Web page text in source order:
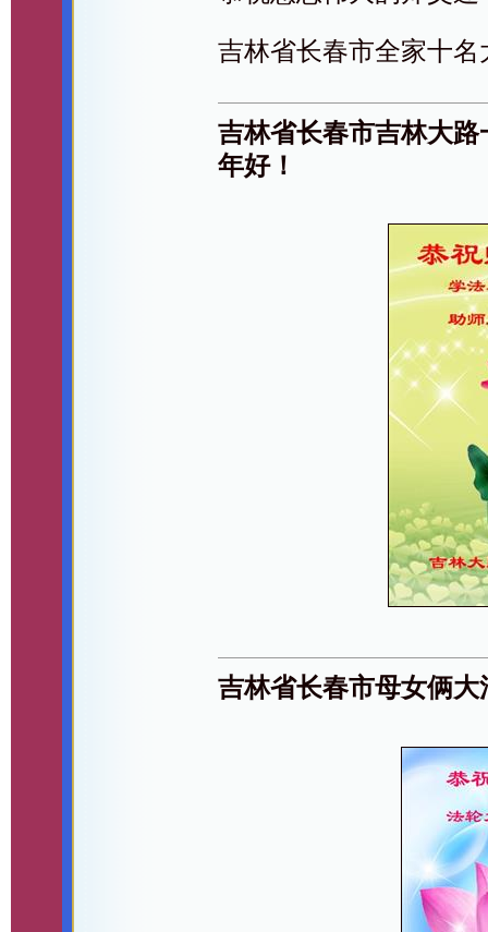
吉林省长春市全家十名
吉林省长春市吉林大
年好！
吉林省长春市母女俩